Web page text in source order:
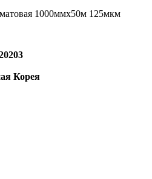
1000ммх50м 125мкм
Корея